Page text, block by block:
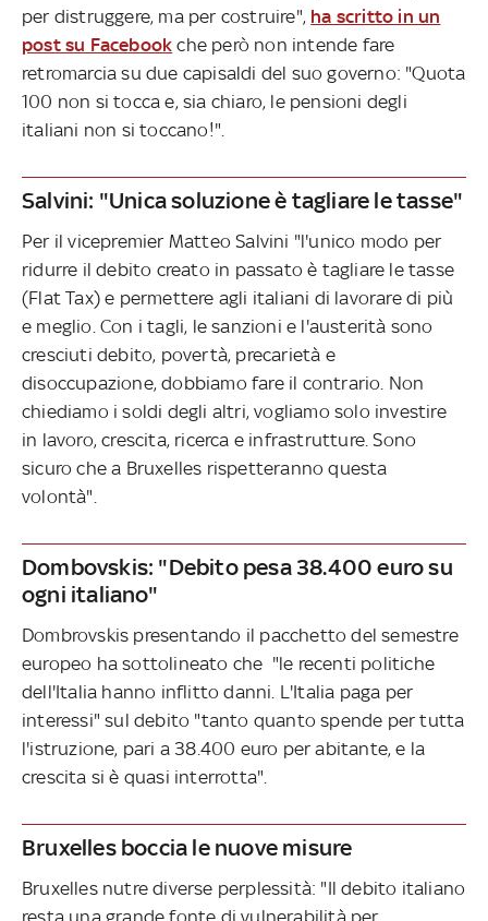
per distruggere, ma per costruire", ha scritto in un
post su Facebook che però non intende fare
retromarcia su due capisaldi del suo governo: "Quota
100 non si tocca e, sia chiaro, le pensioni degli
italiani non si toccano!".
Salvini: "Unica soluzione è tagliare le tasse"
Per il vicepremier Matteo Salvini "l'unico modo per
ridurre il debito creato in passato è tagliare le tasse
(Flat Tax) e permettere agli italiani di lavorare di più
e meglio. Con i tagli, le sanzioni e l'austerità sono
cresciuti debito, povertà, precarietà e
disoccupazione, dobbiamo fare il contrario. Non
chiediamo i soldi degli altri, vogliamo solo investire
in lavoro, crescita, ricerca e infrastrutture. Sono
sicuro che a Bruxelles rispetteranno questa
volontà".
Dombovskis: "Debito pesa 38.400 euro su
ogni italiano"
Dombrovskis presentando il pacchetto del semestre
europeo ha sottolineato che "le recenti politiche
dell'Italia hanno inflitto danni. L'Italia paga per
interessi" sul debito "tanto quanto spende per tutta
l'istruzione, pari a 38.400 euro per abitante, e la
crescita si è quasi interrotta".
Bruxelles boccia le nuove misure
Bruxelles nutre diverse perplessità: "Il debito italiano
resta una grande fonte di vulnerabilità per